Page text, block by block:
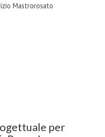
Mastrorosato
per